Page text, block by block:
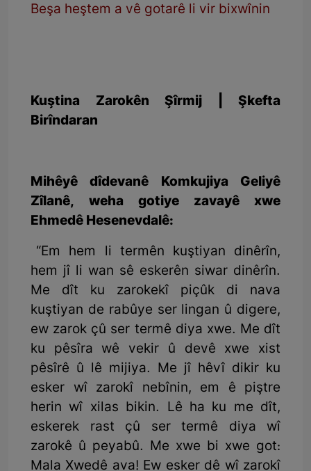
Beşa heştem a vê gotarê li vir bixwînin
Kuştina Zarokên Şîrmij | Şkefta
Birîndaran
Mihêyê dîdevanê Komkujiya Geliyê
Zîlanê, weha gotiye zavayê xwe
Ehmedê Hesenevdalê:
“Em hem li termên kuştiyan dinêrîn,
hem jî li wan sê eskerên siwar dinêrîn.
Me dît ku zarokekî piçûk di nava
kuştiyan de rabûye ser lingan û digere,
ew zarok çû ser termê diya xwe. Me dît
ku pêsîra wê vekir û devê xwe xist
pêsîrê û lê mijiya. Me jî hêvî dikir ku
esker wî zarokî nebînin, em ê piştre
herin wî xilas bikin. Lê ha ku me dît,
eskerek rast çû ser termê diya wî
zarokê û peyabû. Me xwe bi xwe got:
Mala Xwedê ava! Ew esker dê wî zarokî